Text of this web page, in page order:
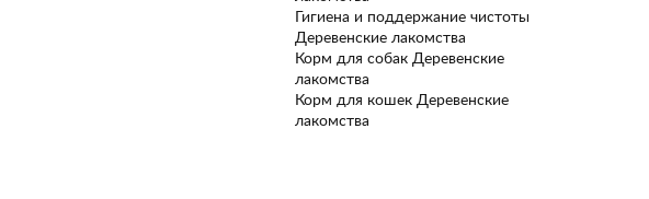
Гигиена и поддержание чистоты
Деревенские лакомства
Корм для собак Деревенские
лакомства
Корм для кошек Деревенские
лакомства